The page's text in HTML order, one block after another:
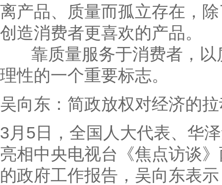
离产品、质量而孤立存在，
创造消费者更喜欢的产品。
靠质量服务于消费者，以
理性的一个重要标志。
吴向东：简政放权对经济的拉
3月5日，全国人大代表、华
亮相中央电视台《焦点访谈
的政府工作报告，吴向东表